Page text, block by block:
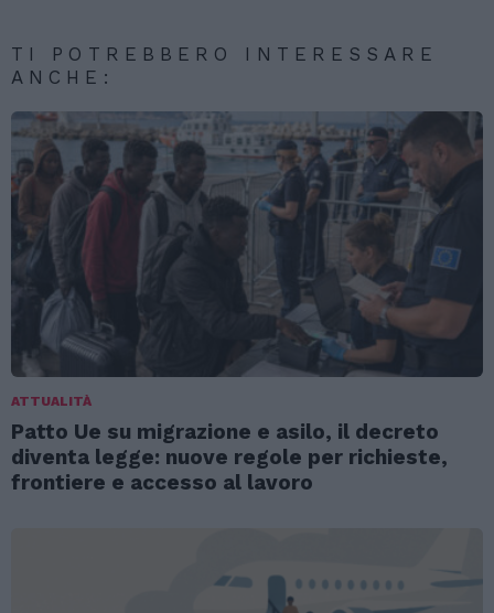
TI POTREBBERO INTERESSARE
ANCHE:
ATTUALITÀ
Patto Ue su migrazione e asilo, il decreto
diventa legge: nuove regole per richieste,
frontiere e accesso al lavoro